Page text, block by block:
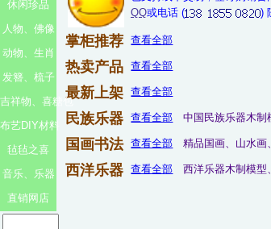
休闲珍品
人物、佛像
动物、生肖
发簪、梳子
吉祥物、喜糖包
布艺DIY材料
毡毡之喜
音乐、乐器
直销网店
QQ或电话 ( )
掌柜推荐 查看全部
热卖产品 查看全部
最新上架 查看全部
民族乐器 查看全部 中国民族乐器木制
国画书法 查看全部 精品国画、山水画
西洋乐器 查看全部 西洋乐器木制模型